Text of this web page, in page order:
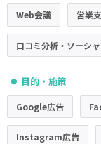
Web会議 営業
口コミ分析・ソーシ
● 目的・施策
Google広告
Instagram広告